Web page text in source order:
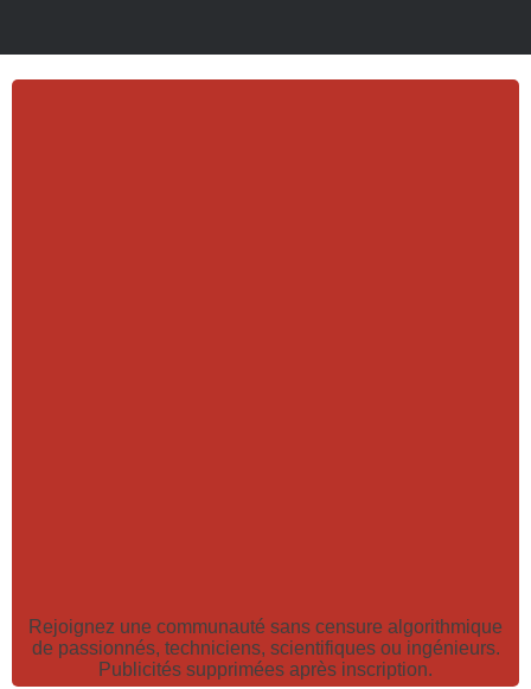
Rejoignez une communauté sans censure algorithmique
de passionnés, techniciens, scientifiques ou ingénieurs.
Publicités supprimées après inscription.